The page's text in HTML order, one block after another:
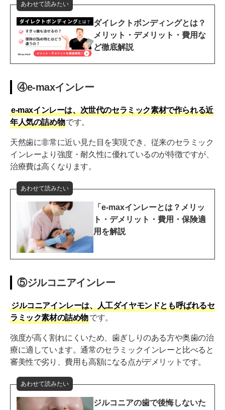
あわせて読みたい
ダイレクトボンディングとは？
メリット・デメリット・費用な
ど徹底解説
④e-maxインレー
e-maxインレーは、次世代のセラミック素材で作られる近
年人気の詰め物です。
天然歯に非常に近い見た目を実現でき、従来のセラミック
インレーより強度・耐久性に優れているのが特徴ですが、
治療費は高くなります。
あわせて読みたい
「e-maxインレーとは？メリッ
ト・デメリット・費用・保険適
用を解説
⑤ジルコニアインレー
ジルコニアインレーは、人工ダイヤモンドとも呼ばれるセ
ラミック素材の詰め物です。
強度が高く割れにくいため、歯ぎしりのある方や奥歯の治
療に適しています。通常のセラミックインレーと比べると
審美性で劣り、費用も高額になる点がデメリットです。
あわせて読みたい
ジルコニアの歯で後悔しないた